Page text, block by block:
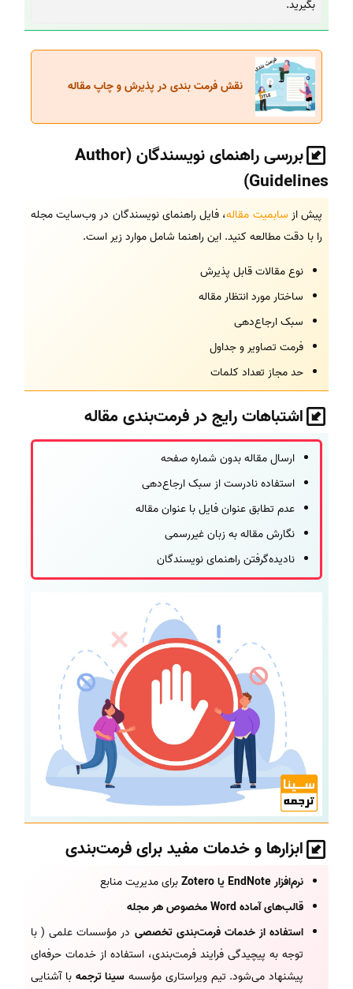
بگیرید.
نقش فرمت بندی در پذیرش و چاپ مقاله
بررسی راهنمای نویسندگان (Author
Guidelines)
پیش از سابمیت مقاله، فایل راهنمای نویسندگان در وب‌سایت مجله
را با دقت مطالعه کنید. این راهنما شامل موارد زیر است.
نوع مقالات قابل پذیرش
ساختار مورد انتظار مقاله
سبک ارجاع‌دهی
فرمت تصاویر و جداول
حد مجاز تعداد کلمات
اشتباهات رایج در فرمت‌بندی مقاله
ارسال مقاله بدون شماره صفحه
استفاده نادرست از سبک ارجاع‌دهی
عدم تطابق عنوان فایل با عنوان مقاله
نگارش مقاله به زبان غیررسمی
نادیده‌گرفتن راهنمای نویسندگان
ابزارها و خدمات مفید برای فرمت‌بندی
نرم‌افزار EndNote یا Zotero
برای مدیریت منابع
قالب‌های آماده Word مخصوص هر مجله
استفاده از خدمات فرمت‌بندی تخصصی در مؤسسات علمی ( با
توجه به پیچیدگی فرایند فرمت‌بندی، استفاده از خدمات حرفه‌ای
پیشنهاد می‌شود. تیم ویراستاری مؤسسه سینا ترجمه با آشنایی